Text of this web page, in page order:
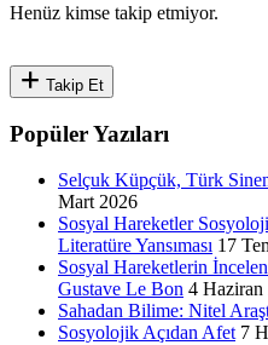
Henüz kimse takip etmiyor.
Takip Et
Popüler Yazıları
Selçuk Küpçük, Türk
Mart 2026
Sosyal Hareketler
Literatüre Yansıması 17
Sosyal Hareketlerin
Gustave Le Bon 4 Haziran
Sahadan Bilime: Nitel
Sosyolojik Açıdan Afet 7